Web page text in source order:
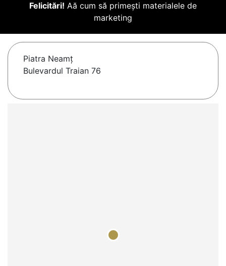
Felicitări! Aă cum să primești materialele de
marketing
Piatra Neamţ
Bulevardul Traian 76